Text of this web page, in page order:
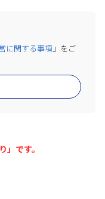
に関する事項 」をご
」です。